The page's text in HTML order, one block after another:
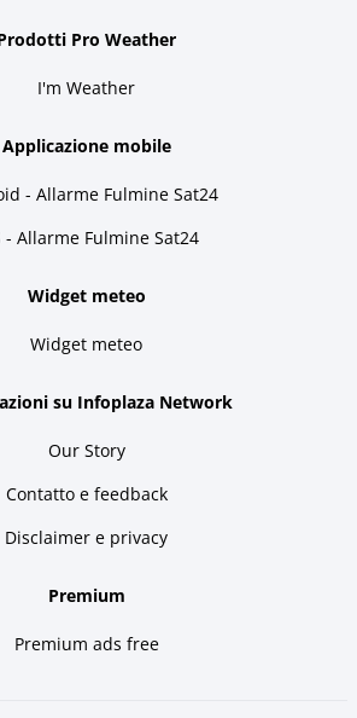
Pro Weather
I'm Weather
Applicazione mobile
- Allarme Fulmine Sat24
- Allarme Fulmine Sat24
Widget meteo
Widget meteo
su Infoplaza Network
Our Story
Contatto e feedback
Disclaimer e privacy
Premium
Premium ads free